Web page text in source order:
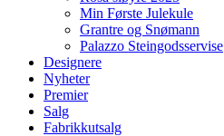
Min Første Julekule
Grantre og Snømann
Palazzo Steingodsservise
Designere
Nyheter
Premier
Salg
Fabrikkutsalg